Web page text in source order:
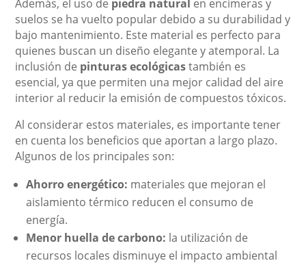
Además, el uso de piedra natural en encimeras y
suelos se ha vuelto popular debido a su durabilidad y
bajo mantenimiento. Este material es perfecto para
quienes buscan un diseño elegante y atemporal. La
inclusión de pinturas ecológicastambién es
esencial, ya que permiten una mejor calidad del aire
interior al reducir la emisión de compuestos tóxicos.
Al considerar estos materiales, es importante tener
en cuenta los beneficios que aportan a largo plazo.
Algunos de los principales son:
Ahorro energético: materiales que mejoran el
aislamiento térmico reducen el consumo de
energía.
Menor huella de carbono: la utilización de
recursos locales disminuye el impacto ambiental